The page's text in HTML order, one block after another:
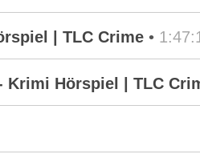
| TLC Crime •
Krimi Hörspiel | TLC